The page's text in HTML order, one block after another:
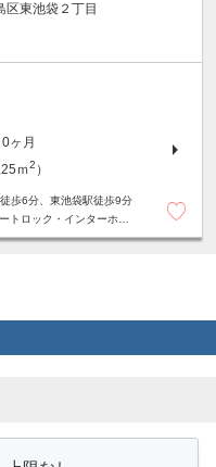
区東池袋２丁目
0ヶ月
ｍ2 ）
歩6分、東池袋駅徒歩9分
ロック・インターホン